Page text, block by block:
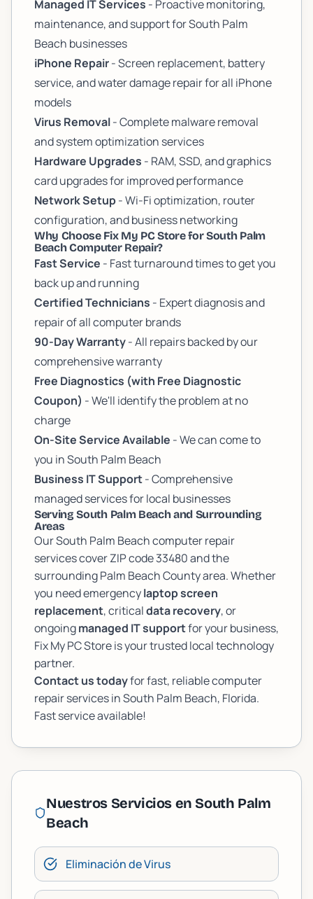
Managed IT Services - Proactive monitoring,
maintenance, and support for South Palm
Beach businesses
iPhone Repair- Screen replacement, battery
service, and water damage repair for all iPhone
models
Virus Removal- Complete malware removal
and system optimization services
Hardware Upgrades - RAM, SSD, and graphics
card upgrades for improved performance
Network Setup- Wi-Fi optimization, router
configuration, and business networking
Why Choose Fix My PC Store for South Palm
Beach Computer Repair?
Fast Service - Fast turnaround times to get you
back up and running
Certified Technicians - Expert diagnosis and
repair of all computer brands
90-Day Warranty- All repairs backed by our
comprehensive warranty
Free Diagnostics (with Free Diagnostic
Coupon) - We'll identify the problem at no
charge
On-Site Service Available - We can come to
you in South Palm Beach
Business IT Support- Comprehensive
managed services for local businesses
Serving South Palm Beach and Surrounding
Areas
Our South Palm Beach computer repair
services cover ZIP code 33480 and the
surrounding Palm Beach County area. Whether
you need emergencylaptop screen
replacement, criticaldata recovery, or
ongoingmanaged IT supportfor your business,
Fix My PC Store is your trusted local technology
partner.
Contact us todayfor fast, reliable computer
repair services in South Palm Beach, Florida.
Fast service available!
Nuestros Servicios en South Palm
Beach
Eliminación de Virus